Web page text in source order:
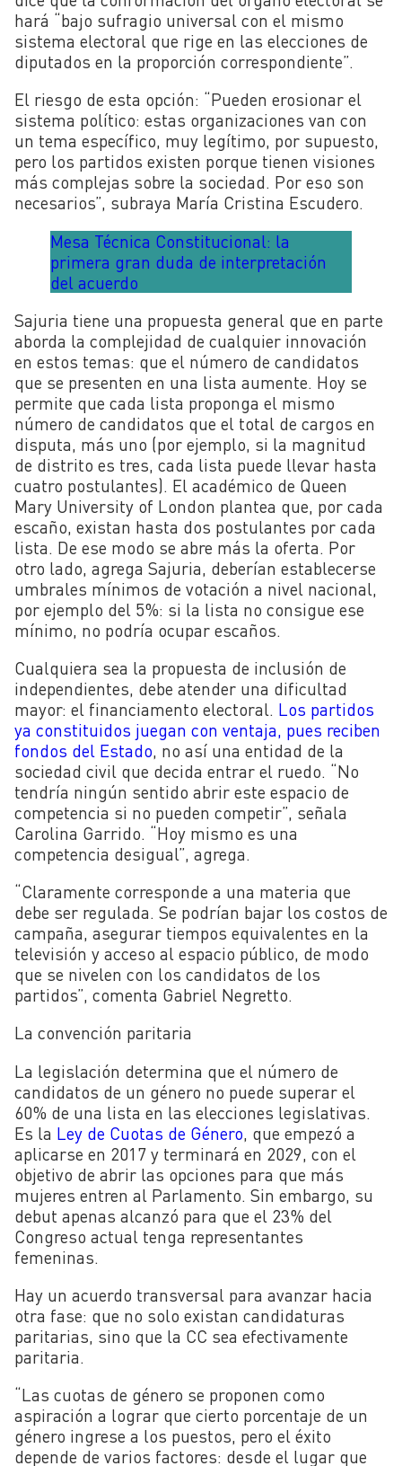
hará “bajo sufragio universal con el mismo
sistema electoral que rige en las elecciones de
diputados en la proporción correspondiente”.
El riesgo de esta opción: “Pueden erosionar el
sistema político: estas organizaciones van con
un tema específico, muy legítimo, por supuesto,
pero los partidos existen porque tienen visiones
más complejas sobre la sociedad. Por eso son
necesarios”, subraya María Cristina Escudero.
Mesa Técnica Constitucional: la
primera gran duda de interpretación
del acuerdo
Sajuria tiene una propuesta general que en parte
aborda la complejidad de cualquier innovación
en estos temas: que el número de candidatos
que se presenten en una lista aumente. Hoy se
permite que cada lista proponga el mismo
número de candidatos que el total de cargos en
disputa, más uno (por ejemplo, si la magnitud
de distrito es tres, cada lista puede llevar hasta
cuatro postulantes). El académico de Queen
Mary University of London plantea que, por cada
escaño, existan hasta dos postulantes por cada
lista. De ese modo se abre más la oferta. Por
otro lado, agrega Sajuria, deberían establecerse
umbrales mínimos de votación a nivel nacional,
por ejemplo del 5%: si la lista no consigue ese
mínimo, no podría ocupar escaños.
Cualquiera sea la propuesta de inclusión de
independientes, debe atender una dificultad
mayor: el financiamento electoral. Los partidos
ya constituidos juegan con ventaja, pues reciben
fondos del Estado, no así una entidad de la
sociedad civil que decida entrar el ruedo. “No
tendría ningún sentido abrir este espacio de
competencia si no pueden competir”, señala
Carolina Garrido. “Hoy mismo es una
competencia desigual”, agrega.
“Claramente corresponde a una materia que
debe ser regulada. Se podrían bajar los costos de
campaña, asegurar tiempos equivalentes en la
televisión y acceso al espacio público, de modo
que se nivelen con los candidatos de los
partidos”, comenta Gabriel Negretto.
La convención paritaria
La legislación determina que el número de
candidatos de un género no puede superar el
60% de una lista en las elecciones legislativas.
Es la Ley de Cuotas de Género , que empezó a
aplicarse en 2017 y terminará en 2029, con el
objetivo de abrir las opciones para que más
mujeres entren al Parlamento. Sin embargo, su
debut apenas alcanzó para que el 23% del
Congreso actual tenga representantes
femeninas.
Hay un acuerdo transversal para avanzar hacia
otra fase: que no solo existan candidaturas
paritarias, sino que la CC sea efectivamente
paritaria.
“Las cuotas de género se proponen como
aspiración a lograr que cierto porcentaje de un
género ingrese a los puestos, pero el éxito
depende de varios factores: desde el lugar que